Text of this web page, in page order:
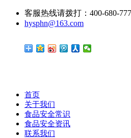
客服热线请拨打：400-680-
hysphn@163.com
首页
关于我们
食品安全常识
食品安全资讯
联系我们